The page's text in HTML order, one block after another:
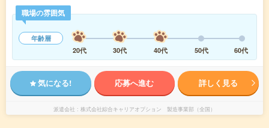
職場の雰囲気
年齢層
20代
30代 40代 50代 60代
気になる! 応募へ進む 詳しく見る
派遣会社 株式会社綜合キャリアオプション 製造事業部（全国）